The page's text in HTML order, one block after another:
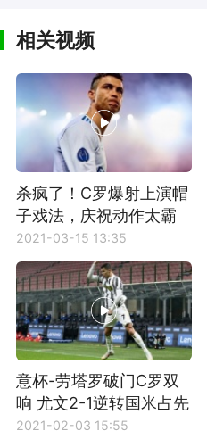
相关视频
杀疯了！C罗爆射上演帽
子戏法，庆祝动作太霸
气
2021-03-15 13:35
意杯-劳塔罗破门C罗双
响 尤文2-1逆转国米占先
机
2021-02-03 15:55